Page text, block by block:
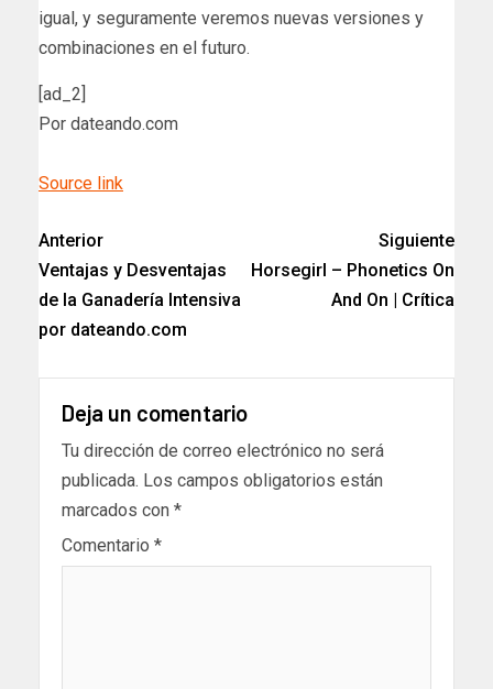
igual, y seguramente veremos nuevas versiones y
combinaciones en el futuro.
[ad_2]
Por dateando.com
Source link
Anterior
Ventajas y Desventajas
de la Ganadería Intensiva
por dateando.com
Siguiente
Horsegirl – Phonetics On
And On | Crítica
Deja un comentario
Tu dirección de correo electrónico no será
publicada. Los campos obligatorios están
marcados con *
Comentario *